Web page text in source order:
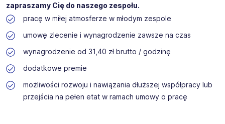
zapraszamy Cię do naszego zespołu.
pracę w miłej atmosferze w młodym zespole
umowę zlecenie i wynagrodzenie zawsze na czas
wynagrodzenie od 31,40 zł brutto / godzinę
dodatkowe premie
możliwości rozwoju i nawiązania dłuższej współpracy lub
przejścia na pełen etat w ramach umowy o pracę